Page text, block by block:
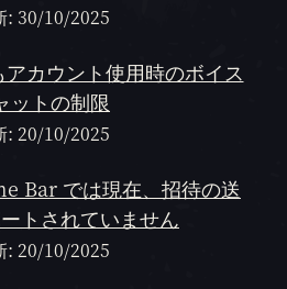
: 30/10/2025
カウント使用時のボイス
ットの制限
: 20/10/2025
Bar では現在、招待の送
トされていません
: 20/10/2025